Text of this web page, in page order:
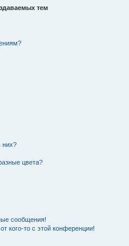
тем
них?
цвета?
сообщения!
кого-то с этой конференции!